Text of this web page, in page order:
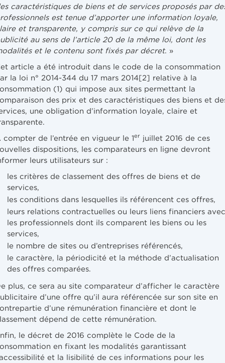
caractéristiques de biens et de services proposés par
est tenue d’apporter une information loyale,
et transparente, y compris sur ce qui relève de la
au sens de l’article 20 de la même loi, dont les
et le contenu sont fixés par décret. »
article a été introduit dans le code de la consommation
la loi n° 2014-344 du 17 mars 2014[2] relative à la
(1) qui impose aux sites permettant la
des prix et des caractéristiques des biens et
une obligation d’information loyale, claire et
compter de l’entrée en vigueur le 1erjuillet 2016 de ces
dispositions, les comparateurs en ligne devront
leurs utilisateurs sur :
les critères de classement des offres de biens et de
services,
les conditions dans lesquelles ils référencent ces offres,
leurs relations contractuelles ou leurs liens financiers avec
les professionnels dont ils comparent les biens ou les
services,
le nombre de sites ou d’entreprises référencés,
le caractère, la périodicité et la méthode d’actualisation
des offres comparées.
plus, ce sera au site comparateur d’afficher le caractère
d’une offre qu’il aura référencée sur son site en
d’une rémunération financière et dont le
dépend de cette rémunération.
le décret de 2016 complète le Code de la
en fixant les modalités garantissant
et la lisibilité de ces informations pour les